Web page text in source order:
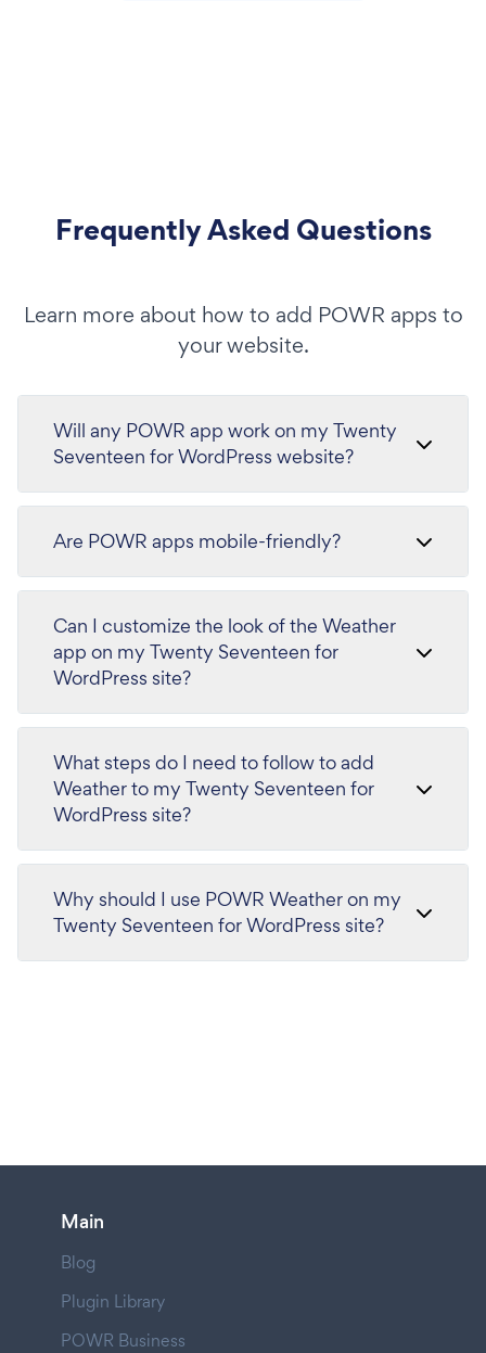
Frequently Asked Questions
Learn more about how to add POWR apps to
your website.
Will any POWR app work on my Twenty
Seventeen for WordPress website?
Are POWR apps mobile-friendly?
Can I customize the look of the Weather
app on my Twenty Seventeen for
WordPress site?
What steps do I need to follow to add
Weather to my Twenty Seventeen for
WordPress site?
Why should I use POWR Weather on my
Twenty Seventeen for WordPress site?
Main
Blog
Plugin Library
POWR Business